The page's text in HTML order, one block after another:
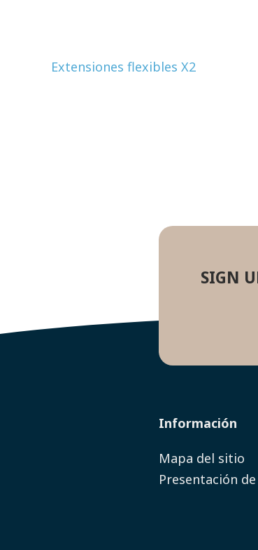
Extensiones flexibles X2
SIGN
Información
Mapa del sitio
Presentación